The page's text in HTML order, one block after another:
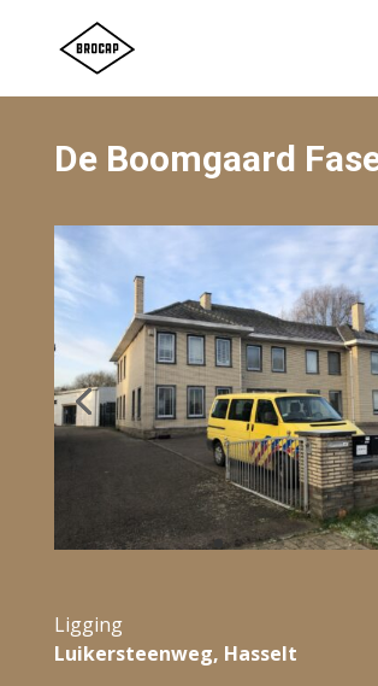
De Boomgaard
Ligging
Luikersteenweg, Hasselt